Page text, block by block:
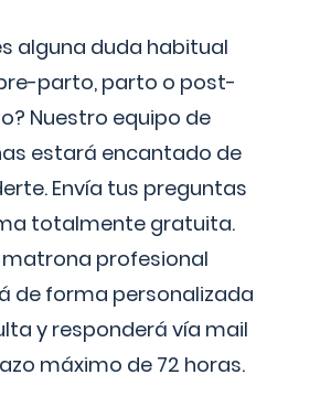
alguna duda habitual
parto, parto o post-
Nuestro equipo de
estará encantado de
Envía tus preguntas
totalmente gratuita.
matrona profesional
de forma personalizada
y responderá vía mail
máximo de 72 horas.